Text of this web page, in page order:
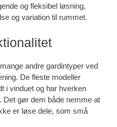
og fleksibel løsning,
og variation til rummet.
andre gardintyper ved
De fleste modeller
i vinduet og har hverken
gør dem både nemme at
er løse dele, som små